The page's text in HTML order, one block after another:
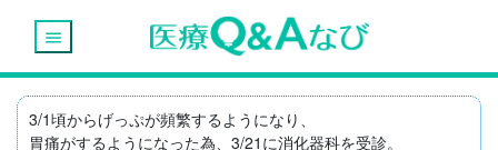
menu
3/1頃からげっぷが頻繁するようになり、
胃痛がするようになった為、3/21に消化器科を受診。